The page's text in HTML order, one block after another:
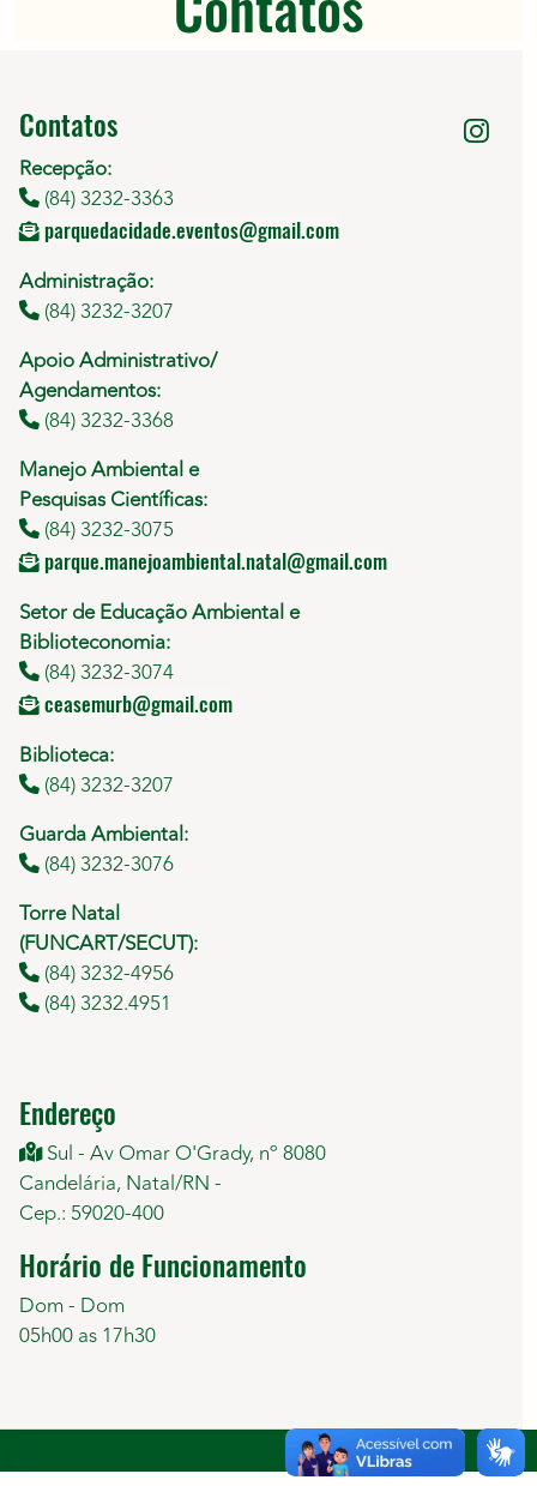
Contatos
Recepção:
(84) 3232-3363
parquedacidade.eventos@gmail.com
Administração:
(84) 3232-3207
Apoio Administrativo/
Agendamentos:
(84) 3232-3368
Manejo Ambiental e
Pesquisas Científicas:
(84) 3232-3075
parque.manejoambiental.natal@gmail.com
Setor de Educação Ambiental e
Biblioteconomia:
(84) 3232-3074
ceasemurb@gmail.com
Biblioteca:
(84) 3232-3207
Guarda Ambiental:
(84) 3232-3076
Torre Natal
(FUNCART/SECUT):
(84) 3232-4956
(84) 3232.4951
Endereço
Sul - Av Omar O'Grady, nº 8080
Candelária, Natal/RN -
Cep.: 59020-400
Horário de Funcionamento
Dom - Dom
05h00 as 17h30